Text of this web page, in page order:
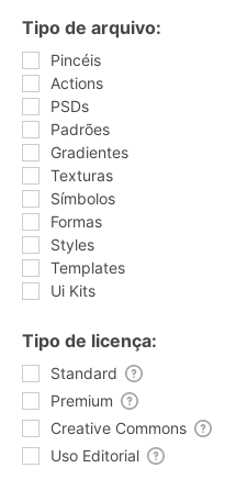
Tipo de arquivo:
Pincéis
Actions
PSDs
Padrões
Gradientes
Texturas
Símbolos
Formas
Styles
Templates
Ui Kits
Tipo de licença:
Standard
Premium
Creative Commons
Uso Editorial